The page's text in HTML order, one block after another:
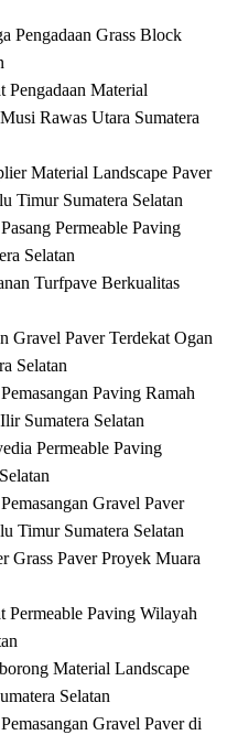
Pengadaan Grass Block
Pengadaan Material
Rawas Utara Sumatera
Material Landscape Paver
Timur Sumatera Selatan
Permeable Paving
Selatan
Turfpave Berkualitas
Gravel Paver Terdekat Ogan
Selatan
Paving Ramah
Sumatera Selatan
Permeable Paving
Gravel Paver
Timur Sumatera Selatan
Grass Paver Proyek Muara
Permeable Paving Wilayah
Material Landscape
Selatan
Gravel Paver di